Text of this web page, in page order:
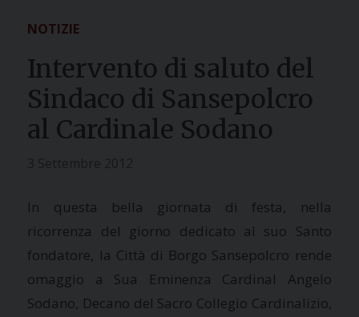
NOTIZIE
Intervento di saluto del
Sindaco di Sansepolcro
al Cardinale Sodano
In questa bella giornata di festa, nella
ricorrenza del giorno dedicato al suo Santo
fondatore, la Città di Borgo Sansepolcro rende
omaggio a Sua Eminenza Cardinal Angelo
Sodano, Decano del Sacro Collegio Cardinalizio,